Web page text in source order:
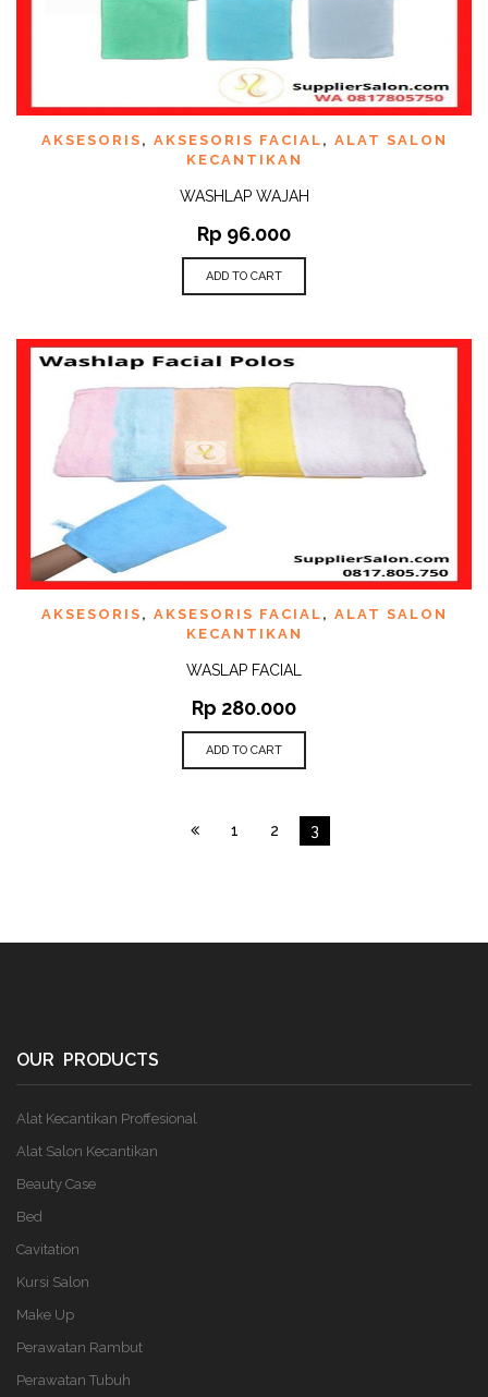
AKSESORIS , AKSESORIS FACIAL , ALAT SALON
KECANTIKAN
WASHLAP WAJAH
Rp 96.000
ADD TO CART
AKSESORIS , AKSESORIS FACIAL , ALAT SALON
KECANTIKAN
WASLAP FACIAL
Rp 280.000
ADD TO CART
1 2 3
OUR PRODUCTS
Alat Kecantikan Proffesional
Alat Salon Kecantikan
Beauty Case
Bed
Cavitation
Kursi Salon
Make Up
Perawatan Rambut
Perawatan Tubuh